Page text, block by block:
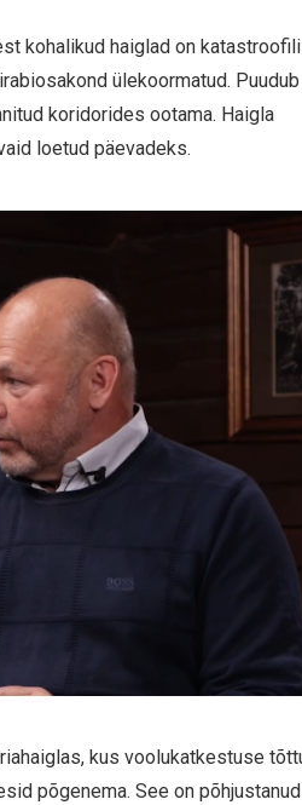
kohalikud haiglad on
ülekoormatud. Puudub
koridorides ootama. Haigla
loetud päevadeks.
kus voolukatkestuse
põgenema. See on põhjustanud